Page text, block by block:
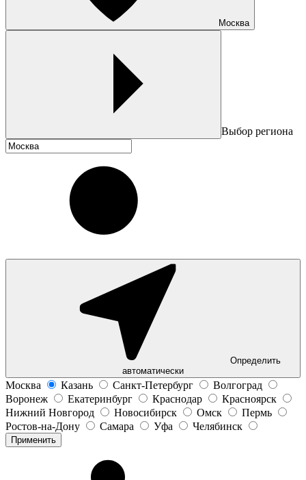
Москва
Выбор региона
Определить
автоматически
Москва Казань Санкт-Петербург
Волгоград
Воронеж
Екатеринбург Краснодар
Красноярск
Нижний Новгород
Новосибирск Омск
Пермь
Ростов-на-Дону
Самара Уфа Челябинск
Применить